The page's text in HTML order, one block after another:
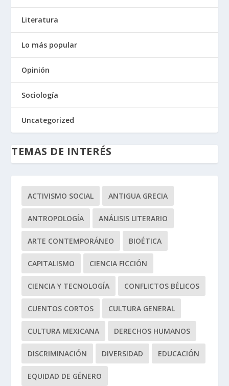
Literatura
Lo más popular
Opinión
Sociología
Uncategorized
TEMAS DE INTERÉS
ACTIVISMO SOCIAL ANTIGUA GRECIA
ANTROPOLOGÍA ANÁLISIS LITERARIO
ARTE CONTEMPORÁNEO BIOÉTICA
CAPITALISMO CIENCIA FICCIÓN
CIENCIA Y TECNOLOGÍA CONFLICTOS BÉLICOS
CUENTOS CORTOS CULTURA GENERAL
CULTURA MEXICANA DERECHOS HUMANOS
DISCRIMINACIÓN DIVERSIDAD EDUCACIÓN
EQUIDAD DE GÉNERO